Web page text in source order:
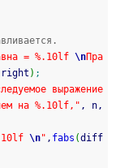
= %.10lf \nПра
) ;
выражение
на %.10lf," , n,
\n" , fabs (diff